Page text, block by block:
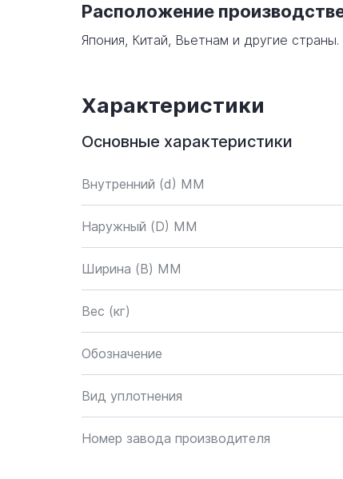
Расположение
Япония, Китай, Вьетнам и другие страны.
Характеристики
Основные характеристики
Внутренний (d) ММ
Наружный (D) ММ
Ширина (B) MM
Вес (кг)
Обозначение
Вид уплотнения
Номер завода производителя